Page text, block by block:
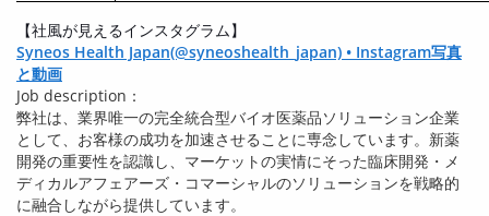
【社風が見えるインスタグラム】
Syneos Health Japan(@syneoshealth_japan) • Instagram写真
と動画
Job description：
弊社は、業界唯一の完全統合型バイオ医薬品ソリューション企業
として、お客様の成功を加速させることに専念しています。新薬
開発の重要性を認識し、マーケットの実情にそった臨床開発・メ
ディカルアフェアーズ・コマーシャルのソリューションを戦略的
に融合しながら提供しています。